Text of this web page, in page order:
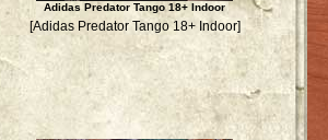
Adidas Predator Tango 18+ Indoor
[Adidas Predator Tango 18+ Indoor]